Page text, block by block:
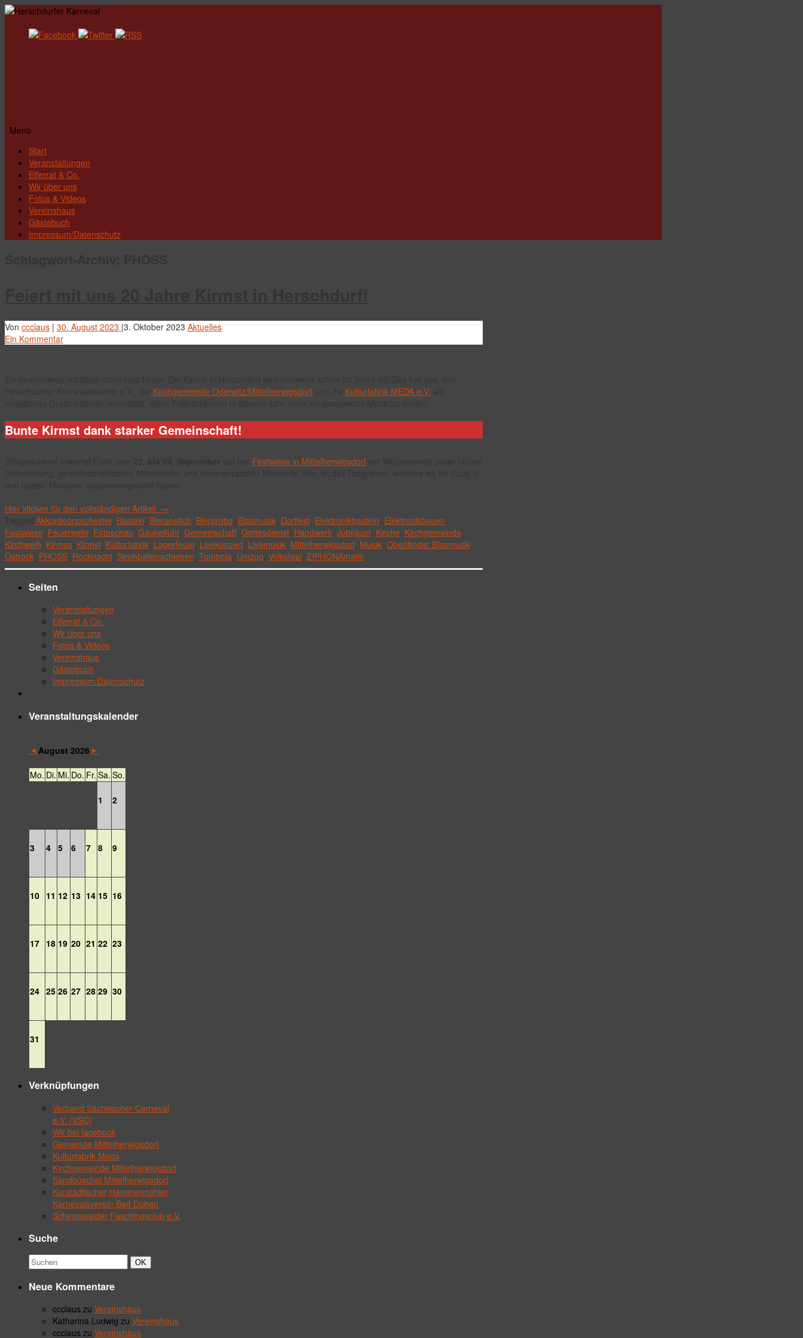
Menü
Zum
Inhalt
springen
Start
Veranstaltungen
Elferrat & Co.
Wir über uns
Fotos & Videos
Vereinshaus
Gästebuch
Impressum/Datenschutz
Von ccclaus | 30. August 2023 |3. Oktober 2023 Aktuelles
Ein Kommentar
Kirchgemeinde Oderwitz/Mittelherwigsdorf Kulturfabrik MEDA e.V.
Bunte Kirmst dank starker Gemeinschaft!
Festwiese in Mittelherwigsdorf
Hier klicken für den vollständigen Artikel. →
Akkordeonorchester, Basteln Bieranstich Bierprobe Blasmusik Dorffest Elektronikbasteln Elektronikbauen
Festwiese Feuerwehr, Fotoschau Gaukelfuhr, Gemeinschaft Gottesdienst Handwerk Jubiläum Kirche Kirchgemeinde
Kirchweih Kirmes Kirmst Kulturfabrik Lagerfeuer, Livekonzert Livemusik Mittelherwigsdorf Musik Oberländer Blasmusik
Ostrock PHOSS Rocknacht Strohballenschieben Tombola Umzug Volksfest ZIPHONAmatic
Seiten
Veranstaltungen
Elferrat & Co.
Wir über uns
Fotos & Videos
Vereinshaus
Gästebuch
Impressum/Datenschutz
Veranstaltungskalender
◄ August 2026 ►
Mo. Di. Mi. Do. Fr. Sa. So.
1 2
3 4 5 6 7 8 9
10 11 12 13 14 15 16
17 18 19 20 21 22 23
24 25 26 27 28 29 30
31
Verknüpfungen
Verband Sächsischer Carneval
e.V. (VSC)
Wir bei facebook
Gemeinde Mittelherwigsdorf
Kulturfabrik Meda
Kirchgemeinde Mittelherwigsdorf
Sandbüschel Mittelherwigsdorf
Kurstädtischer Hammermühler
Karnevalsverein Bad Düben
Schirgiswalder Faschingsclub e.V.
Suche
Suchbegriff: Suchen
OK
Neue Kommentare
ccclaus zu Vereinshaus
Katharina Ludwig zu Vereinshaus
ccclaus zu Vereinshaus